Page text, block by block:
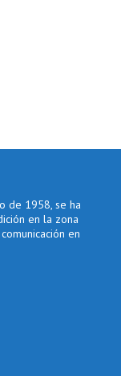
de 1958, se ha
en la zona
en